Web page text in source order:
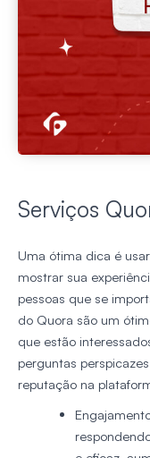
Serviços
Uma ótima dica é
mostrar sua
pessoas que se
do Quora são um
que estão
perguntas
reputação na